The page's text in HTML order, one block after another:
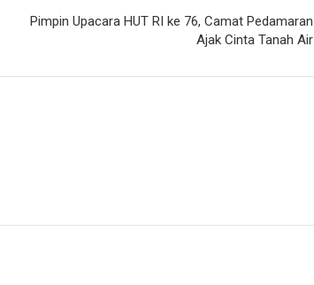
Pimpin Upacara HUT RI ke 76, Camat Pedamaran
Ajak Cinta Tanah Air